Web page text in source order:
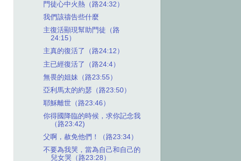
門徒心中火熱（路24:32）
我們該禱告些什麼
主復活顯現幫助門徒（路
24:15）
主真的復活了（路24:12）
主已經復活了（路24:4）
無畏的姐妹（路23:55）
亞利馬太的約瑟（路23:50）
耶穌離世（路23:46）
你得國降臨的時候，求你記念我
（路23:42)
父啊，赦免他們！（路23:34）
不要為我哭，當為自己和自己的
兒女哭（路23:28）